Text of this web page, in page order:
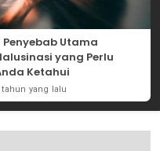
Penyebab Utama
yang Perlu
Ketahui
tahun yang lalu